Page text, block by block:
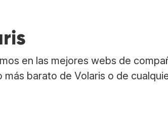
en las mejores webs de
barato de Volaris o de